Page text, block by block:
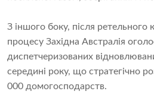
З іншого боку, після ретельного
процесу Західна Австралія
диспетчеризованих
середині року, що стратегічно
000 домогосподарств.